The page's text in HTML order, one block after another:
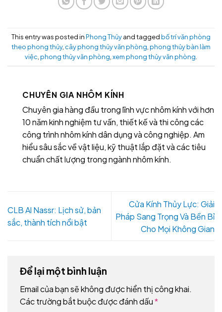
This entry was posted inPhong Thủyand taggedbố trí văn phòng
theo phong thủy, cây phong thủy văn phòng phong thủy bàn làm
việc phong thủy văn phòng xem phong thủy văn phòng
CHUYÊN GIA NHÔM KÍNH
Chuyên gia hàng đầu trong lĩnh vực nhôm kính với hơn
10 năm kinh nghiệm tư vấn, thiết kế và thi công các
công trình nhôm kính dân dụng và công nghiệp. Am
hiểu sâu sắc về vật liệu, kỹ thuật lắp đặt và các tiêu
chuẩn chất lượng trong ngành nhôm kính.
CLB Al Nassr: Lịch sử, bản
sắc, thành tích nổi bật
Cửa Kính Thủy Lực: Giải
Pháp Sang Trọng Và Bền Bỉ
Cho Mọi Không Gian
Để lại một bình luận
Email của bạn sẽ không được hiển thị công khai.
Các trường bắt buộc được đánh dấu*